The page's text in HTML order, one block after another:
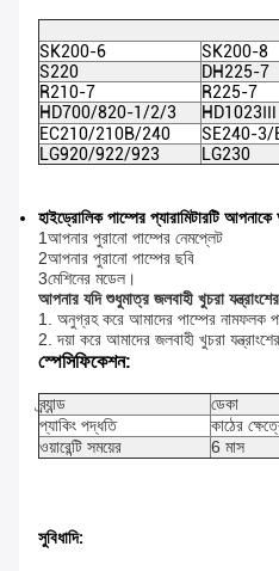
SK200-6
SK200-8
S220
DH225-7
R210-7
R225-7
HD700/820-1/2/3
HD1023Ⅲ
EC210/210B/240
SE240-3/
LG920/922/923
LG230
হাইড্রোলিক পাম্পের প্যারামিটারটি
1আপনার পুরানো পাম্পের নেমপ্লেট
2আপনার পুরানো পাম্পের ছবি
3মেশিনের মডেল।
আপনার যদি শুধুমাত্র জলবাহী খুচরা
1. অনুগ্রহ করে আমাদের পাম্পের নামফলক
2. দয়া করে আমাদের জলবাহী খুচরা
স্পেসিফিকেশন:
ব্র্যান্ড
ডেকা
প্যাকিং পদ্ধতি
কাঠের
ওয়ারেন্টি সময়ের
6 মাস
সুবিধাদি: